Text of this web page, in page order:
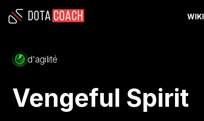
WIKI
d'agilité
Vengeful Spirit